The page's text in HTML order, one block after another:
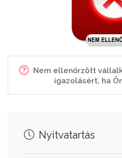
Nem ellenőrzött
igazolásért, ha
Nyitvatartás